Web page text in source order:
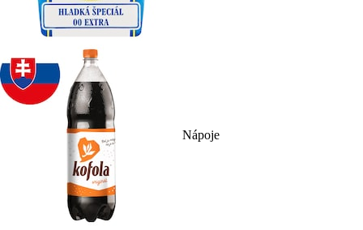
Nápoje